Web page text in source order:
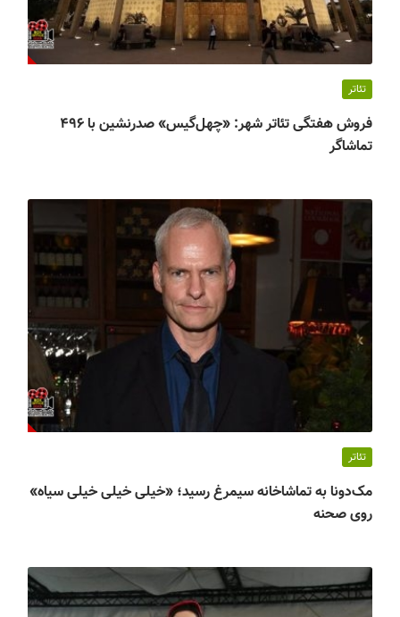
تئاتر
فروش هفتگی تئاتر شهر: «چهل‌گیس» صدرنشین با ۴۹۶
تماشاگر
تئاتر
مک‌دونا به تماشاخانه سیمرغ رسید؛ «خیلی خیلی خیلی سیاه»
روی صحنه